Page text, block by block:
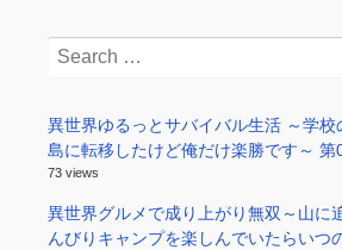
Search
異世界ゆるっとサバイバル生活 ～学校
島に転移したけど俺だけ楽勝です～ 第
73 views
異世界グルメで成り上がり無双～山に
んびりキャンプを楽しんでいたらいつ